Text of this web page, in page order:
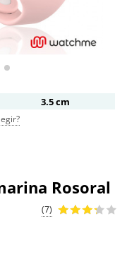
3.5 cm
Rosoral
(7)